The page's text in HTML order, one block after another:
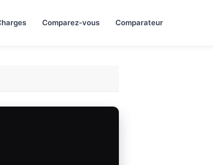
Comparez-vous Comparateur